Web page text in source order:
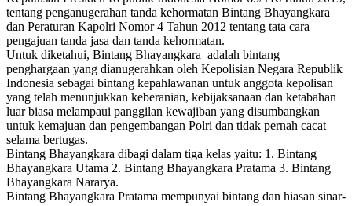
tentang penganugerahan tanda kehormatan Bintang Bhayangkara
dan Peraturan Kapolri Nomor 4 Tahun 2012 tentang tata cara
pengajuan tanda jasa dan tanda kehormatan.
Untuk diketahui, Bintang Bhayangkara adalah bintang
penghargaan yang dianugerahkan oleh Kepolisian Negara Republik
Indonesia sebagai bintang kepahlawanan untuk anggota kepolisan
yang telah menunjukkan keberanian, kebijaksanaan dan ketabahan
luar biasa melampaui panggilan kewajiban yang disumbangkan
untuk kemajuan dan pengembangan Polri dan tidak pernah cacat
selama bertugas.
Bintang Bhayangkara dibagi dalam tiga kelas yaitu: 1. Bintang
Bhayangkara Utama 2. Bintang Bhayangkara Pratama 3. Bintang
Bhayangkara Nararya.
Bintang Bhayangkara Pratama mempunyai bintang dan hiasan sinar-